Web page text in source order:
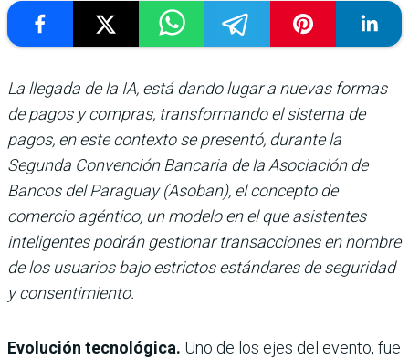
La llegada de la IA, está dando lugar a nuevas formas
de pagos y compras, transformando el sistema de
pagos, en este contexto se presentó, durante la
Segunda Convención Bancaria de la Asociación de
Bancos del Paraguay (Asoban), el concepto de
comercio agéntico, un modelo en el que asistentes
inteligentes podrán gestionar transacciones en nombre
de los usuarios bajo estrictos estándares de seguridad
y consentimiento.
Evolución tecnológica. Uno de los ejes del evento, fue